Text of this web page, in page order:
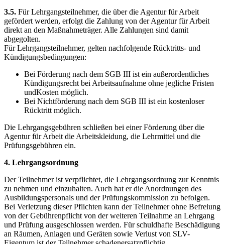
3.5. Für Lehrgangsteilnehmer, die über die Agentur für Arbeit
gefördert werden, erfolgt die Zahlung von der Agentur für Arbeit
direkt an den Maßnahmeträger. Alle Zahlungen sind damit
abgegolten.
Für Lehrgangsteilnehmer, gelten nachfolgende Rücktritts- und
Kündigungsbedingungen:
Bei Förderung nach dem SGB III ist ein außerordentliches
Kündigungsrecht bei Arbeitsaufnahme ohne jegliche Fristen
undKosten möglich.
Bei Nichtförderung nach dem SGB III ist ein kostenloser
Rücktritt möglich.
Die Lehrgangsgebühren schließen bei einer Förderung über die
Agentur für Arbeit die Arbeitskleidung, die Lehrmittel und die
Prüfungsgebühren ein.
4. Lehrgangsordnung
Der Teilnehmer ist verpflichtet, die Lehrgangsordnung zur Kenntnis
zu nehmen und einzuhalten. Auch hat er die Anordnungen des
Ausbildungspersonals und der Prüfungskommission zu befolgen.
Bei Verletzung dieser Pflichten kann der Teilnehmer ohne Befreiung
von der Gebührenpflicht von der weiteren Teilnahme an Lehrgang
und Prüfung ausgeschlossen werden. Für schuldhafte Beschädigung
an Räumen, Anlagen und Geräten sowie Verlust von SLV-